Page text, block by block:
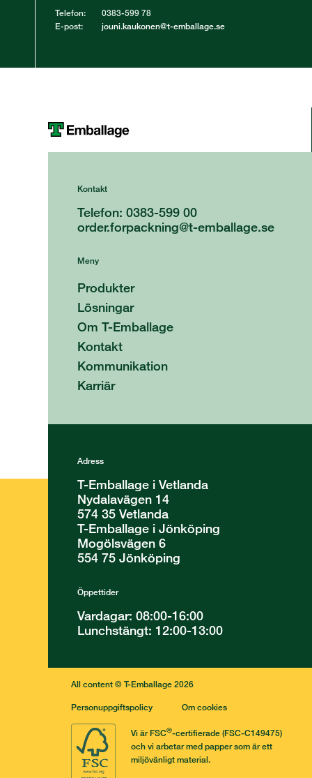
Telefon:
0383-599 78
E-post:
jouni.kaukonen@t-emballage.se
Kontakt
Telefon: 0383-599 00
order.forpackning@t-emballage.se
Meny
Produkter
Lösningar
Om T-Emballage
Kontakt
Kommunikation
Karriär
Adress
T-Emballage i Vetlanda
Nydalavägen 14
574 35 Vetlanda
T-Emballage i Jönköping
Mogölsvägen 6
554 75 Jönköping
Öppettider
Vardagar: 08:00-16:00
Lunchstängt: 12:00-13:00
All content © T-Emballage 2026
Personuppgiftspolicy Om cookies
Vi är FSC®-certifierade (FSC-C149475)
och vi arbetar med papper som är ett
miljövänligt material.